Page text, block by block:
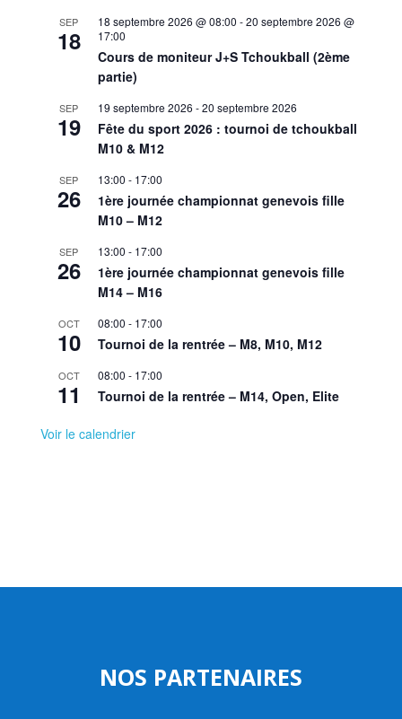
SEP
18
18 septembre 2026 @ 08:00 -20 septembre 2026 @
17:00
Cours de moniteur J+S Tchoukball (2ème
partie)
SEP
19
19 septembre 2026 -20 septembre 2026
Fête du sport 2026 : tournoi de tchoukball
M10 & M12
SEP
26
13:00 - 17:00
1ère journée championnat genevois fille
M10 – M12
SEP
26
13:00 - 17:00
1ère journée championnat genevois fille
M14 – M16
OCT
10
08:00 - 17:00
Tournoi de la rentrée – M8, M10, M12
OCT
11
08:00 - 17:00
Tournoi de la rentrée – M14, Open, Elite
Voir le calendrier
NOS PARTENAIRES